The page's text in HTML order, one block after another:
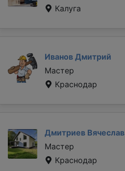
Калуга
Иванов Дмитрий
Мастер
Краснодар
Дмитриев Вячеслав
Мастер
Краснодар